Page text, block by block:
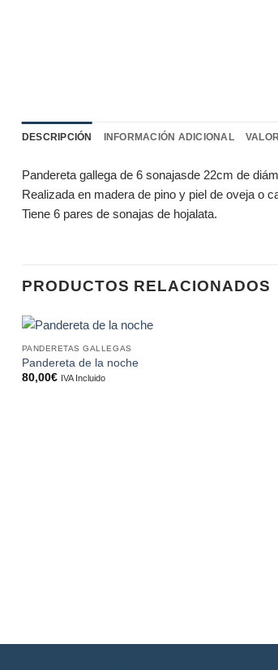
DESCRIPCIÓN INFORMACIÓN ADICIONAL
Pandereta gallega de 6 sonajasde 22cm de
Realizada en madera de pino y piel de oveja o
Tiene 6 pares de sonajas de hojalata.
PRODUCTOS RELACIONADOS
PANDERETAS GALLEGAS
Pandereta de la noche
80,00€ IVA Incluido